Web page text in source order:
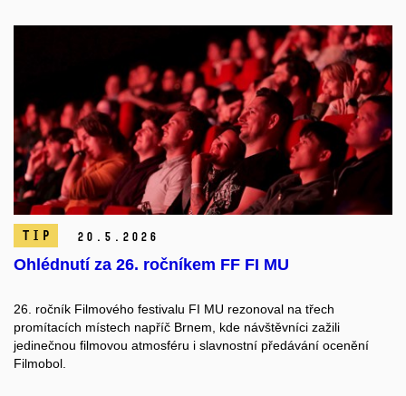
TIP 20. 5. 2026
Ohlédnutí za 26. ročníkem FF FI MU
26. ročník Filmového festivalu FI MU rezonoval na třech
promítacích místech napříč Brnem, kde návštěvníci zažili
jedinečnou filmovou atmosféru i slavnostní předávání ocenění
Filmobol.